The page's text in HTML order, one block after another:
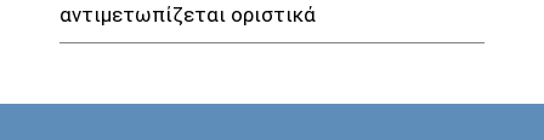
αντιμετωπίζεται οριστικά